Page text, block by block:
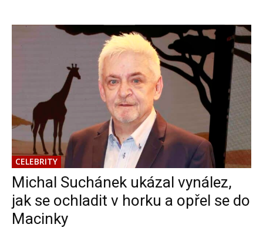
CELEBRITY
Michal Suchánek ukázal vynález,
jak se ochladit v horku a opřel se do
Macinky